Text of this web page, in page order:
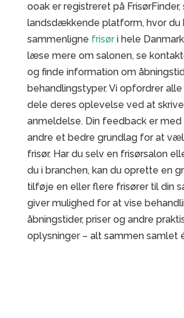
ooak er registreret på FrisørFinder,
landsdækkende platform, hvor du
sammenligne frisøri hele
læse mere om salonen, se
og finde information om
behandlingstyper. Vi opfordrer
dele deres oplevelse ved at
anmeldelse. Din feedback er med
andre et bedre grundlag for at
frisør. Har du selv en frisørsalon
du i branchen, kan du oprette en
tilføje en eller flere frisører til din
giver mulighed for at vise
åbningstider, priser og andre
oplysninger – alt sammen samlet